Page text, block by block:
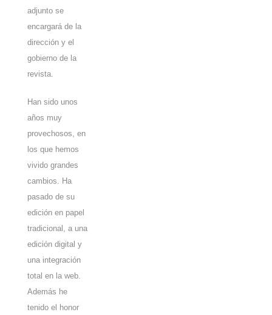
adjunto se
encargará de la
dirección y el
gobierno de la
revista.
Han sido unos
años muy
provechosos, en
los que hemos
vivido grandes
cambios. Ha
pasado de su
edición en papel
tradicional, a una
edición digital y
una integración
total en la web.
Además he
tenido el honor